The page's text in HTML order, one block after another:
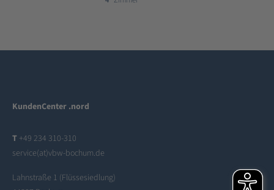
KundenCenter .nord
T +49 234 310-310
service(at)vbw-bochum.de
Lahnstraße 1 (Flüssesiedlung)